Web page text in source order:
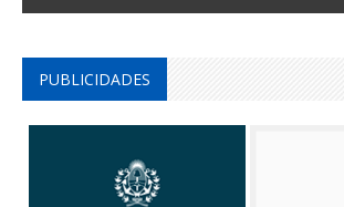
PUBLICIDADES